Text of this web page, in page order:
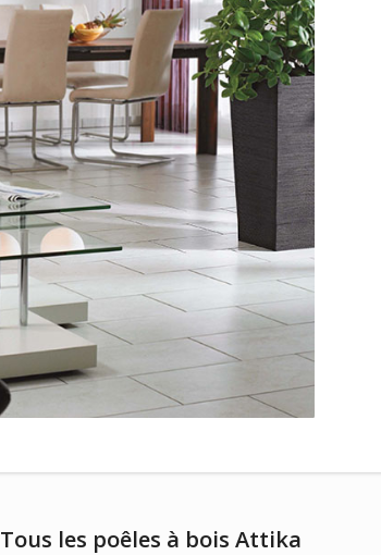
Tous les poêles à bois Attika